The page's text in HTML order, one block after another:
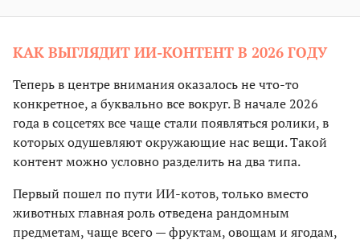
КАК ВЫГЛЯДИТ ИИ-КОНТЕНТ В 2026 ГОДУ
Теперь в центре внимания оказалось не что-то
конкретное, а буквально все вокруг. В начале 2026
года в соцсетях все чаще стали появляться ролики, в
которых одушевляют окружающие нас вещи. Такой
контент можно условно разделить на два типа.
Первый пошел по пути ИИ-котов, только вместо
животных главная роль отведена рандомным
предметам, чаще всего — фруктам, овощам и ягодам,